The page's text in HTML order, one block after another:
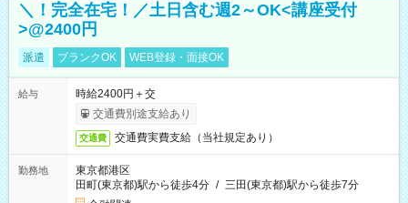
＼！完全在宅！／土日含む週2～OK<講座受付
>@2400円
派遣 ブランクOK WEB登録・面接OK
給与
時給2400円＋交
交通費別途支給あり
交通費 交通費実費支給（当社規定あり）
勤務地
東京都港区
田町(東京都)駅から徒歩4分 / 三田(東京都)駅から徒歩7分